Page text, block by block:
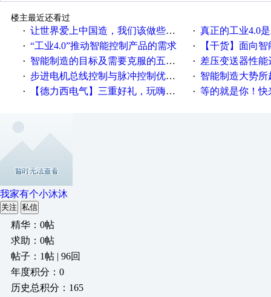
楼主最近还看过
· 让世界爱上中国造，我们该做些什么 · 真正的工业4.0
· “工业4.0”推动智能控制产品的需求 · 【干货】面向
· 智能制造的目标及需要克服的五个障碍 · 差压变送器性能达
· 步进电机总线控制与脉冲控制优缺点 · 智能制造大势所趋
· 【德力西电气】三重好礼，玩嗨夏日！ · 等的就是你！快来
我家有个小沐沐
关注 私信
精华：0帖
求助：0帖
帖子：1帖 | 96回
年度积分：0
历史总积分：165